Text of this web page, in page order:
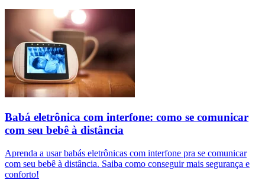
Babá eletrônica com interfone: como se comunicar
com seu bebê à distância
Aprenda a usar babás eletrônicas com interfone pra se comunicar
com seu bebê à distância. Saiba como conseguir mais segurança e
conforto!